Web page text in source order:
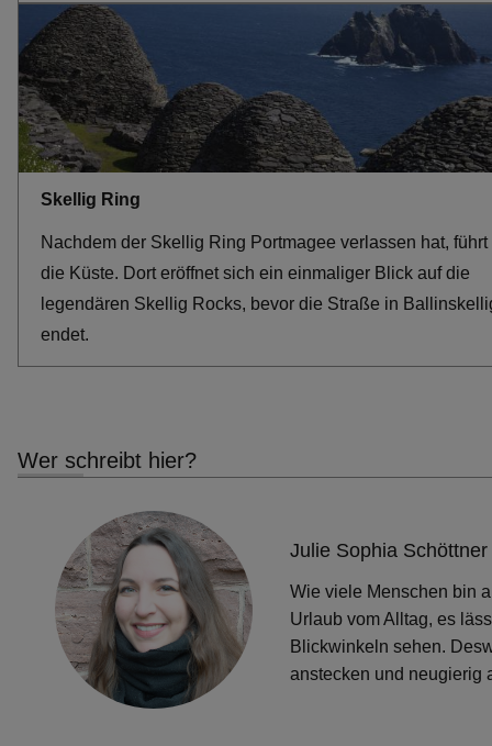
Skellig Ring
Nachdem der Skellig Ring Portmagee verlassen hat, führt
die Küste. Dort eröffnet sich ein einmaliger Blick auf die
legendären Skellig Rocks, bevor die Straße in
endet.
Wer schreibt hier?
Julie Sophia Schöttner
Wie viele Menschen bin
Urlaub vom Alltag, es
Blickwinkeln sehen.
anstecken und neugierig